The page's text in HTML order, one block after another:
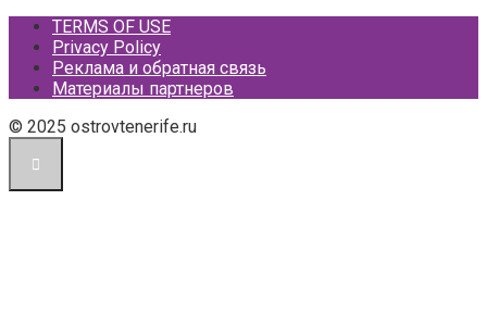
TERMS OF USE
Privacy Policy
Реклама и обратная связь
Материалы партнеров
© 2025 ostrovtenerife.ru